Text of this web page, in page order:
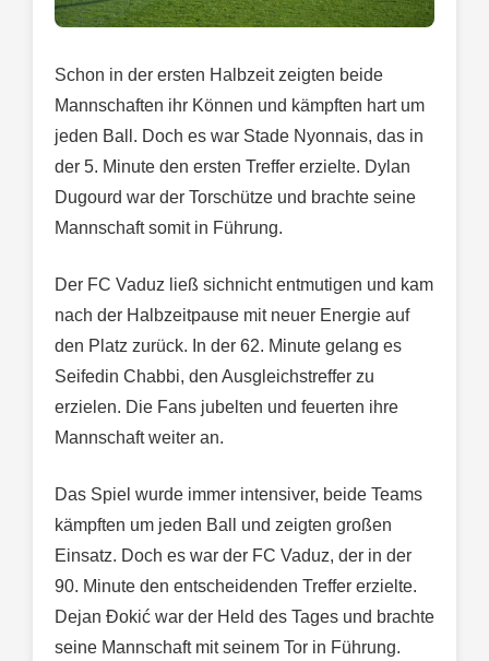
Schon in der ersten Halbzeit zeigten beide
Mannschaften ihr Können und kämpften hart um
jeden Ball. Doch es war Stade Nyonnais, das in
der 5. Minute den ersten Treffer erzielte. Dylan
Dugourd war der Torschütze und brachte seine
Mannschaft somit in Führung.
Der FC Vaduz ließ sichnicht entmutigen und kam
nach der Halbzeitpause mit neuer Energie auf
den Platz zurück. In der 62. Minute gelang es
Seifedin Chabbi, den Ausgleichstreffer zu
erzielen. Die Fans jubelten und feuerten ihre
Mannschaft weiter an.
Das Spiel wurde immer intensiver, beide Teams
kämpften um jeden Ball und zeigten großen
Einsatz. Doch es war der FC Vaduz, der in der
90. Minute den entscheidenden Treffer erzielte.
Dejan Đokić war der Held des Tages und brachte
seine Mannschaft mit seinem Tor in Führung.